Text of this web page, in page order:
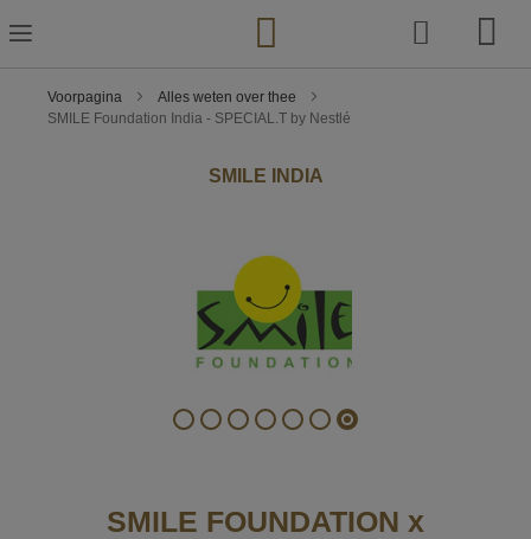
naar
de
Voorpagina
Alles weten over thee
SMILE Foundation India - SPECIAL.T by Nestlé
SMILE INDIA
SMILE FOUNDATION x